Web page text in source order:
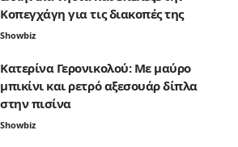
Κοπεγχάγη για τις διακοπές της
Showbiz
Κατερίνα Γερονικολού: Με μαύρο
μπικίνι και ρετρό αξεσουάρ δίπλα
στην πισίνα
Showbiz